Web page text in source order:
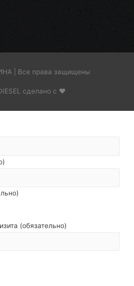
| Все права защищены
сделано с ❤
(обязательно)